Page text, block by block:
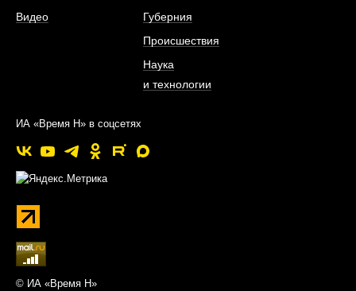
Видео
Губерния
Происшествия
Наука
и технологии
ИА «Время Н» в соцсетях
© ИА «Время Н»